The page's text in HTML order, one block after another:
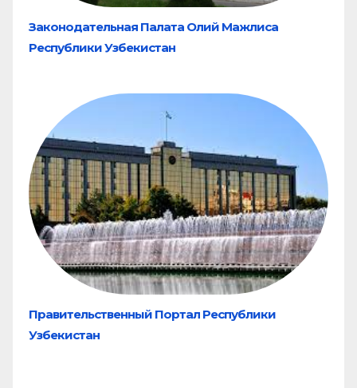
Законодательная Палата Олий Мажлиса
Республики Узбекистан
Правительственный Портал Республики
Узбекистан